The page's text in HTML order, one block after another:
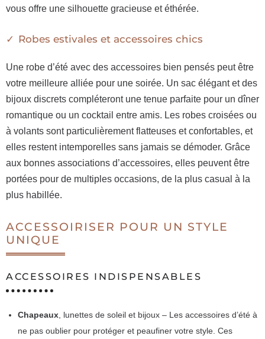
vous offre une silhouette gracieuse et éthérée.
Robes estivales et accessoires chics
Une robe d’été avec des accessoires bien pensés peut être
votre meilleure alliée pour une soirée. Un sac élégant et des
bijoux discrets compléteront une tenue parfaite pour un dîner
romantique ou un cocktail entre amis. Les robes croisées ou
à volants sont particulièrement flatteuses et confortables, et
elles restent intemporelles sans jamais se démoder. Grâce
aux bonnes associations d’accessoires, elles peuvent être
portées pour de multiples occasions, de la plus casual à la
plus habillée.
ACCESSOIRISER POUR UN STYLE
UNIQUE
ACCESSOIRES INDISPENSABLES
Chapeaux , lunettes de soleil et bijoux – Les accessoires d’été à
ne pas oublier pour protéger et peaufiner votre style. Ces